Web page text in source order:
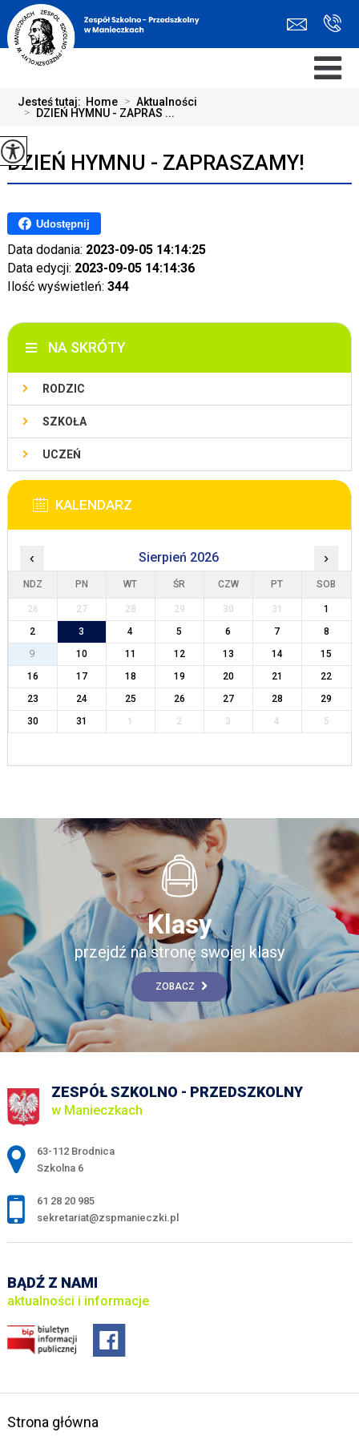
Jesteś tutaj: Home > Aktualności
> DZIEŃ HYMNU - ZAPRAS ...
DZIEŃ HYMNU - ZAPRASZAMY!
Udostępnij
Data dodania: 2023-09-05 14:14:25
Data edycji: 2023-09-05 14:14:36
Ilość wyświetleń: 344
NA SKRÓTY
RODZIC
SZKOŁA
UCZEŃ
KALENDARZ
‹ Sierpień 2026 ›
NDZ PN WT ŚR CZW PT SOB
26 27 28 29 30 31
1
2
3 4 5 6 7
8
9
10 11 12 13 14
15
16
17 18 19 20 21
22
23
24 25 26 27 28
29
30
31 1 2 3 4 5
Klasy
przejdź na stronę swojej klasy
ZOBACZ
ZESPÓŁ SZKOLNO - PRZEDSZKOLNY
w Manieczkach
Adres pocztowy:
63-112 Brodnica
Szkolna 6
61 28 20 985
sekretariat@zspmanieczki.pl
BĄDŹ Z NAMI
aktualności i informacje
Strona główna